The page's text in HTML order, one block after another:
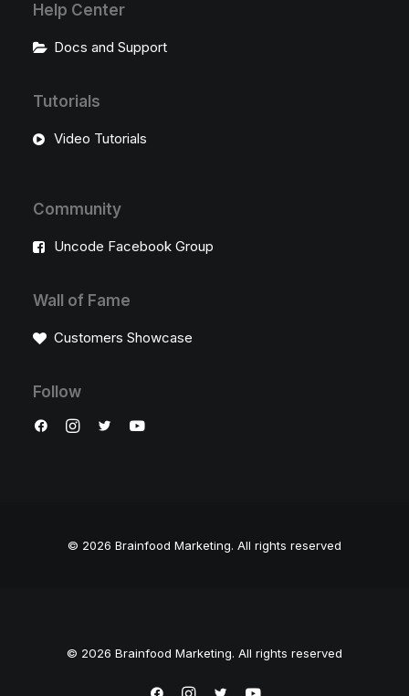
Help Center
Docs and Support
Tutorials
Video Tutorials
Community
Uncode Facebook Group
Wall of Fame
Customers Showcase
Follow
© 2026 Brainfood Marketing. All rights reserved
© 2026 Brainfood Marketing. All rights reserved